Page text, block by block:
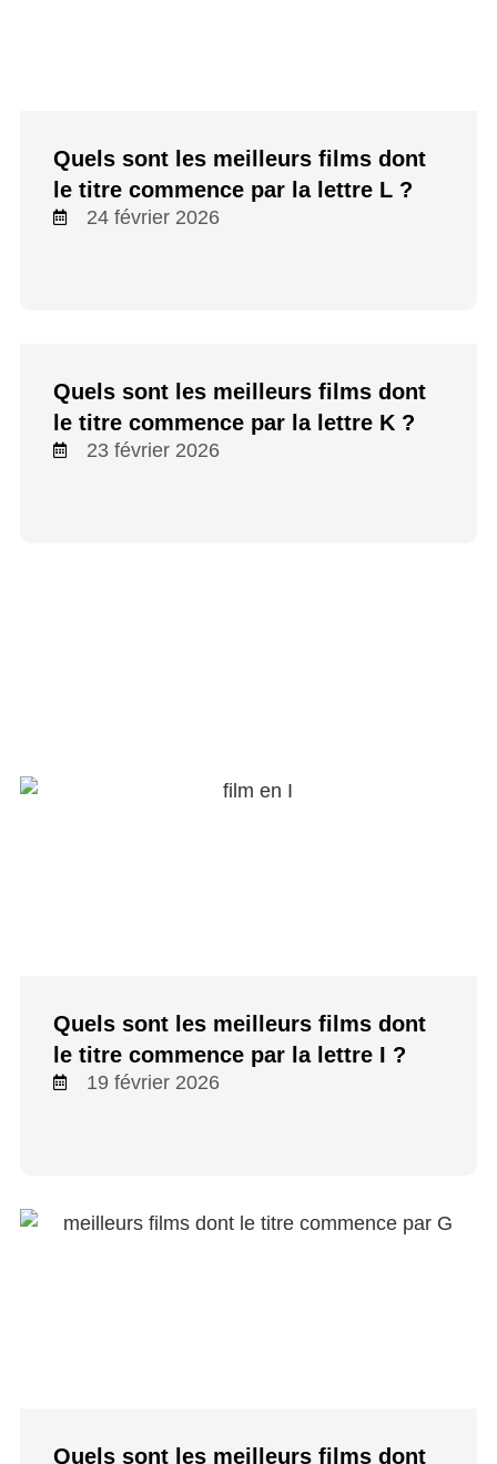
Quels sont les meilleurs films dont
le titre commence par la lettre L ?
24 février 2026
Quels sont les meilleurs films dont
le titre commence par la lettre K ?
23 février 2026
Quels sont les meilleurs films dont
le titre commence par la lettre I ?
19 février 2026
Quels sont les meilleurs films dont